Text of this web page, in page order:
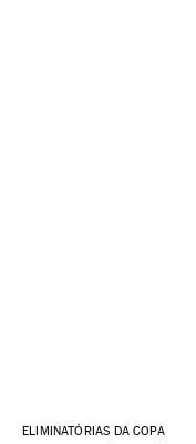
ELIMINATÓRIAS DA COPA